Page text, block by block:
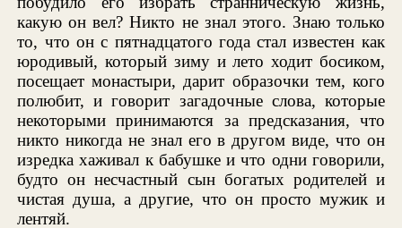
какую он вел? Никто не знал этого. Знаю только
то, что он с пятнадцатого года стал известен как
юродивый, который зиму и лето ходит босиком,
посещает монастыри, дарит образочки тем, кого
полюбит, и говорит загадочные слова, которые
некоторыми принимаются за предсказания, что
никто никогда не знал его в другом виде, что он
изредка хаживал к бабушке и что одни говорили,
будто он несчастный сын богатых родителей и
чистая душа, а другие, что он просто мужик и
лентяй.